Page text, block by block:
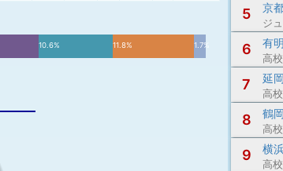
10.6% 11.8% 1.7%
5 京
ジ
6 有明
高
7 延
高
8 鶴
高
9 横
高